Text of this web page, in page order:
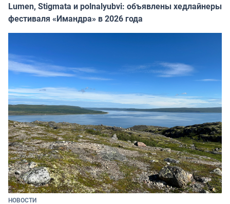
Lumen, Stigmata и polnalyubvi: объявлены хедлайнеры
фестиваля «Имандра» в 2026 года
НОВОСТИ